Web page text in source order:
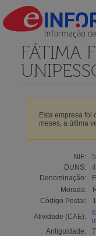
FÁTIMA
Esta empresa foi
meses, a última
NIF:
DUNS:
Denominação:
Morada:
Código Postal:
Atividade (CAE):
Antiguidade: